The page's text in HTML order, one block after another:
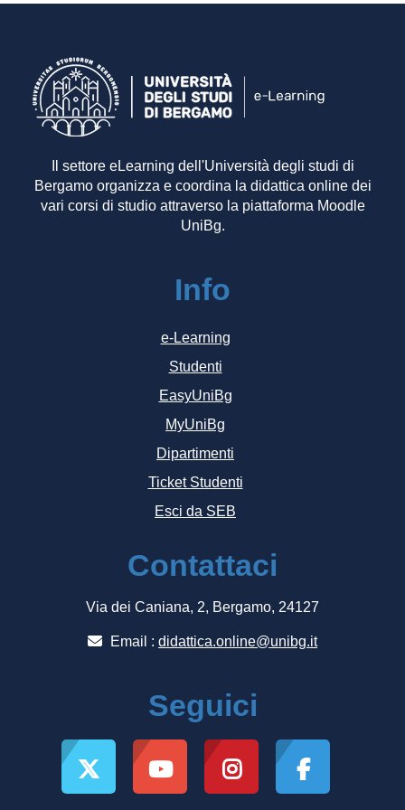
Il settore eLearning dell'Università degli studi di
Bergamo organizza e coordina la didattica online dei
vari corsi di studio attraverso la piattaforma Moodle
UniBg.
Info
e-Learning
Studenti
EasyUniBg
MyUniBg
Dipartimenti
Ticket Studenti
Esci da SEB
Contattaci
Via dei Caniana, 2, Bergamo, 24127
Email : didattica.online@unibg.it
Seguici